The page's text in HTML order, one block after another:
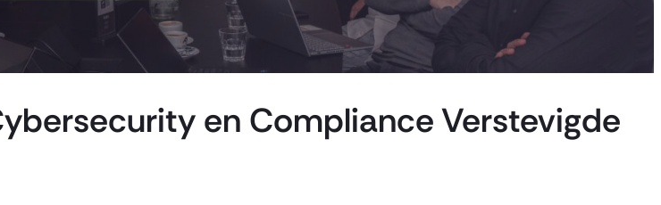
en Compliance Verstevigde